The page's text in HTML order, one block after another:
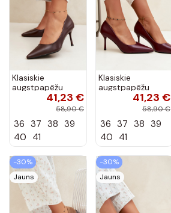
Klasiskie
augstpapēžu
kurpes no
mākslīgās ādas,
41,23 €
58,90 €
36 37 38 39
40 41
Klasiskie
augstpapēžu
kurpes no
mākslīgās ādas,
41,23 €
58,90 €
36 37 38 39
40 41
-30%
Jauns
-30%
Jauns